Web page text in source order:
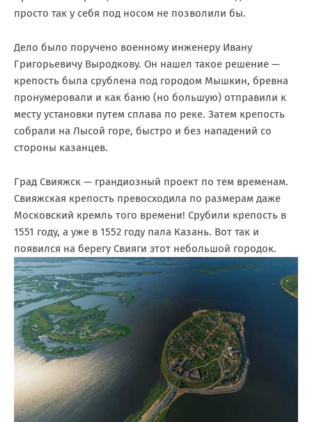
просто так у себя под носом не позволили бы.
Дело было поручено военному инженеру Ивану
Григорьевичу Выродкову. Он нашел такое решение —
крепость была срублена под городом Мышкин, бревна
пронумеровали и как баню (но большую) отправили к
месту установки путем сплава по реке. Затем крепость
собрали на Лысой горе, быстро и без нападений со
стороны казанцев.
Град Свияжск — грандиозный проект по тем временам.
Свияжская крепость превосходила по размерам даже
Московский кремль того времени! Срубили крепость в
1551 году, а уже в 1552 году пала Казань. Вот так и
появился на берегу Свияги этот небольшой городок.